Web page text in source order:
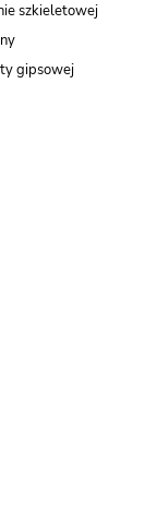
szkieletowej
gipsowej